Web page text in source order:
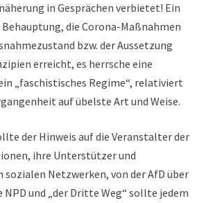
in Gesprächen verbietet! Ein
Behauptung, die Corona-Maßnahmen
bzw. der Aussetzung
erreicht, es herrsche eine
„faschistisches Regime“, relativiert
auf übelste Art und Weise.
der Hinweis auf die Veranstalter der
ihre Unterstützer und
Netzwerken, von der AfD über
NPD und „der Dritte Weg“ sollte jedem